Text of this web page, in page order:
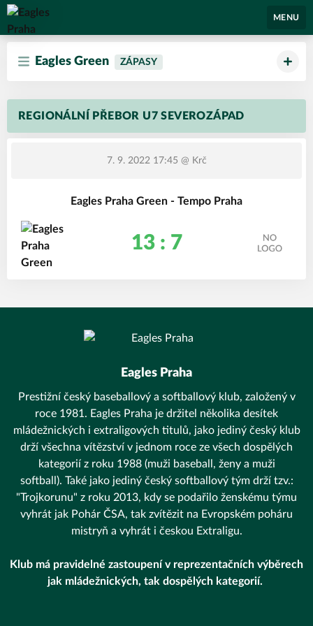
Eagles Praha
MENU
Eagles Green ZÁPASY
REGIONÁLNÍ PŘEBOR U7 SEVEROZÁPAD
7. 9. 2022 17:45 @ Krč
Eagles Praha Green - Tempo Praha
13 : 7
Eagles Praha
Prestižní český baseballový a softballový klub, založený v
roce 1981. Eagles Praha je držitel několika desítek
mládežnických i extraligových titulů, jako jediný český klub
drží všechna vítězství v jednom roce ze všech dospělých
kategorií z roku 1988 (muži baseball, ženy a muži
softball). Také jako jediný český softballový tým drží tzv.:
"Trojkorunu" z roku 2013, kdy se podařilo ženskému týmu
vyhrát jak Pohár ČSA, tak zvítězit na Evropském poháru
mistryň a vyhrát i českou Extraligu.
Klub má pravidelné zastoupení v reprezentačních výběrech
jak mládežnických, tak dospělých kategorií.